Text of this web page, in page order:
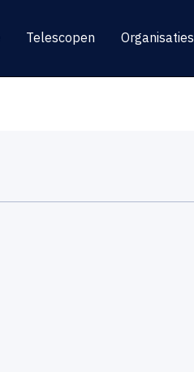
Telescopen Organisaties